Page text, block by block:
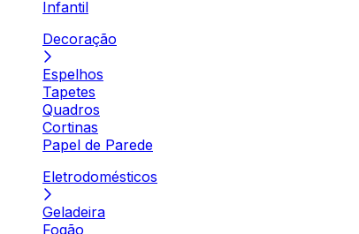
Infantil
Decoração
Espelhos
Tapetes
Quadros
Cortinas
Papel de Parede
Eletrodomésticos
Geladeira
Fogão